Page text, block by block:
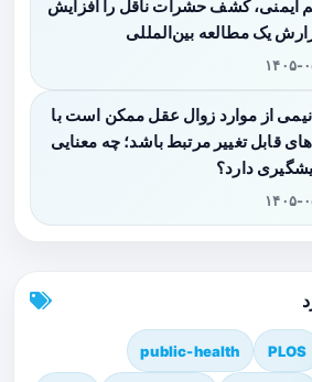
ایمنی، کشف حشرات ناقل را افزایش
یک مطالعه بین‌المللی
۰۵-۱۶
نیمی از موارد زوال عقل ممکن است با
قابل تغییر مرتبط باشد؛ چه معنایی
دارد؟
۰۵-۱۶
PLOS
public-health